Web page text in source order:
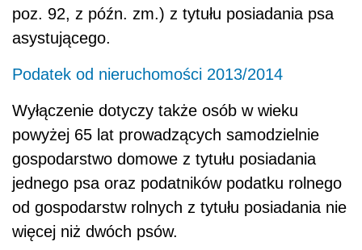
poz. 92, z późn. zm.) z tytułu posiadania psa
asystującego.
Podatek od nieruchomości 2013/2014
Wyłączenie dotyczy także osób w wieku
powyżej 65 lat prowadzących samodzielnie
gospodarstwo domowe z tytułu posiadania
jednego psa oraz podatników podatku rolnego
od gospodarstw rolnych z tytułu posiadania nie
więcej niż dwóch psów.